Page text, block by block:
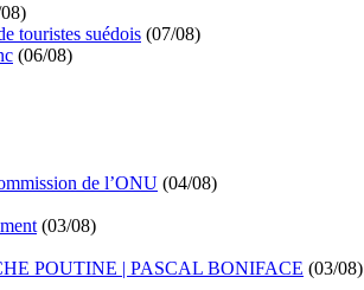
touristes suédois (07/08)
(06/08)
de l’ONU (04/08)
(03/08)
POUTINE | PASCAL BONIFACE (03/08)